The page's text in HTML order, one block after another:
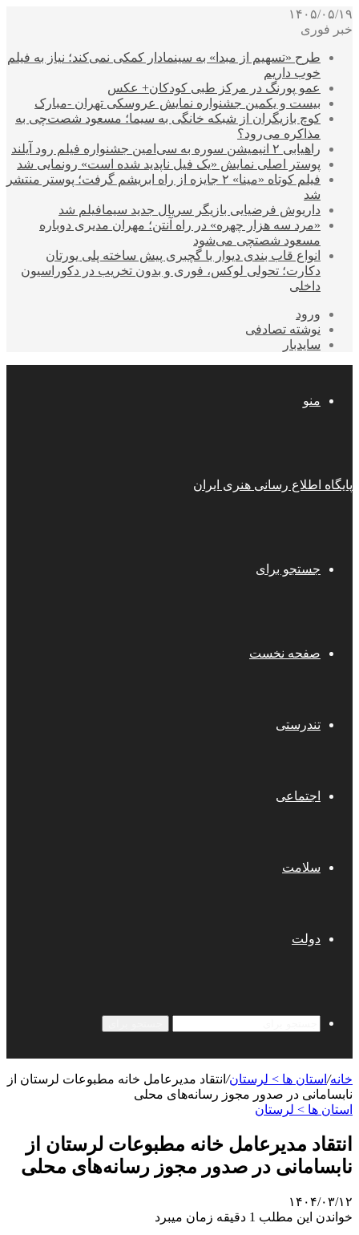
۱۴۰۵/۰۵/۱۹
خبر فوری
طرح «تسهیم از مبدا» به سینمادار کمکی نمی‌کند؛ نیاز به فیلم
خوب داریم
عمو پورنگ در مرکز طبی کودکان+ عکس
بیست و یکمین جشنواره نمایش عروسکی تهران -مبارک
کوچ بازیگران از شبکه خانگی به سیما؛ مسعود شصت‌چی به
مذاکره می‌رود؟
راهیابی ۲ انیمیشن سوره به سی‌امین جشنواره فیلم رود آیلند
پوستر اصلی نمایش «یک فیل ناپدید شده است» رونمایی شد
فیلم کوتاه «مینا» ۲ جایزه از راه ابریشم گرفت؛ پوستر منتشر
شد
داریوش فرضیایی بازیگر سریال جدید سیمافیلم شد
«مرد سه هزار چهره» در راه آنتن؛ مهران مدیری دوباره
مسعود شصتچی می‌شود
انواع قاب بندی دیوار با گچبری پیش ساخته پلی یورتان
دکارت؛ تحولی لوکس، فوری و بدون تخریب در دکوراسیون
داخلی
ورود
نوشته تصادفی
سایدبار
منو
پایگاه اطلاع رسانی هنری ایران
جستجو برای
صفحه نخست
تندرستی
اجتماعی
سلامت
دولت
خانه/ استان ها > لرستان/ انتقاد مدیرعامل خانه مطبوعات لرستان از
نابسامانی در صدور مجوز رسانه‌های محلی
استان ها > لرستان
انتقاد مدیرعامل خانه مطبوعات لرستان از
نابسامانی در صدور مجوز رسانه‌های محلی
۱۴۰۴/۰۳/۱۲
خواندن این مطلب 1 دقیقه زمان میبرد